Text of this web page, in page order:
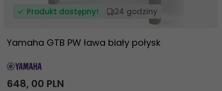
Produkt dostępny! 24 godziny
Yamaha GTB PW ława biały połysk
648, 00 PLN